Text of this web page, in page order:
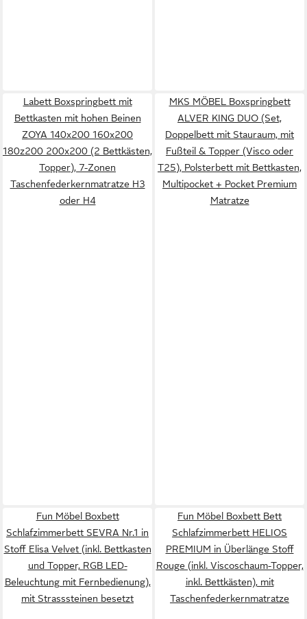
Labett Boxspringbett mit
Bettkasten mit hohen Beinen
ZOYA 140x200 160x200
180z200 200x200 (2 Bettkästen,
Topper), 7-Zonen
Taschenfederkernmatratze H3
oder H4
MKS MÖBEL Boxspringbett
ALVER KING DUO (Set,
Doppelbett mit Stauraum, mit
Fußteil & Topper (Visco oder
T25), Polsterbett mit Bettkasten,
Multipocket + Pocket Premium
Matratze
Fun Möbel Boxbett
Schlafzimmerbett SEVRA Nr.1 in
Stoff Elisa Velvet (inkl. Bettkasten
und Topper, RGB LED-
Beleuchtung mit Fernbedienung),
mit Strasssteinen besetzt
Fun Möbel Boxbett Bett
Schlafzimmerbett HELIOS
PREMIUM in Überlänge Stoff
Rouge (inkl. Viscoschaum-Topper,
inkl. Bettkästen), mit
Taschenfederkernmatratze